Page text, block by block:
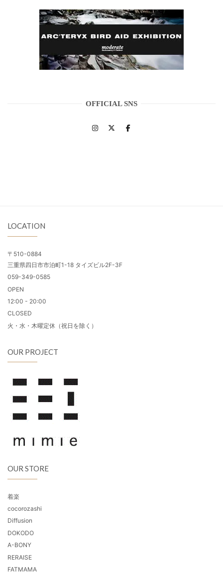
OFFICIAL SNS
LOCATION
〒510-0884
三重県四日市市泊町1-18 タイズビル2F-3F
059-349-0585
OPEN
12:00 - 20:00
CLOSED
火・水・木曜定休（祝日を除く）
OUR PROJECT
OUR STORE
着楽
cocorozashi
Diffusion
DOKODO
A-BONY
RERAISE
FATMAMA